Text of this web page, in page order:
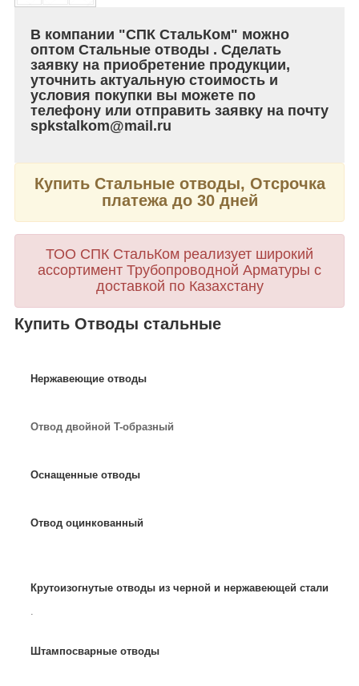
В компании "СПК СтальКом" можно
оптом Стальные отводы . Сделать
заявку на приобретение продукции,
уточнить актуальную стоимость и
условия покупки вы можете по
телефону или отправить заявку на почту
spkstalkom@mail.ru
Купить Стальные отводы, Отсрочка
платежа до 30 дней
ТОО СПК СтальКом реализует широкий
ассортимент Трубопроводной Арматуры с
доставкой по Казахстану
Купить Отводы стальные
Нержавеющие отводы
Отвод двойной T-образный
Оснащенные отводы
Отвод оцинкованный
Крутоизогнутые отводы из черной и нержавеющей стали
.
Штампосварные отводы